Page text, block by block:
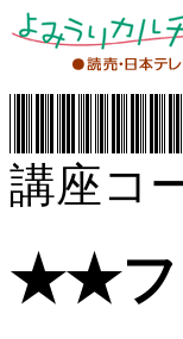
講座コ
★★フ